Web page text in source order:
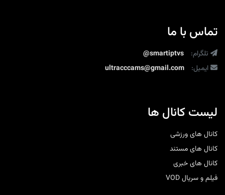
تماس با ما
تلگرام:
@smartiptvs
ایمیل:
ultracccams@gmail.com
لیست کانال ها
کانال های ورزشی
کانال های مستند
کانال های خبری
فیلم و سریال VOD